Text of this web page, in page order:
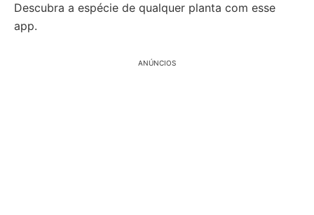
Descubra a espécie de qualquer planta com esse
app.
ANÚNCIOS